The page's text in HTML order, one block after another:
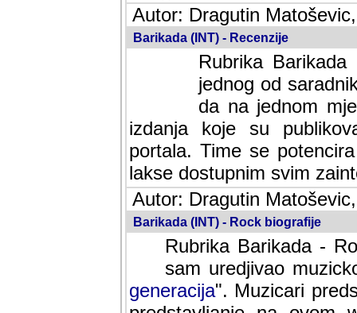
Autor: Dragutin
Barikada (INT) - Recenzije
Rubrika
jednog od
da na jednom
izdanja koje su
portala. Time se
lakse dostupnim svim
Autor: Dragutin
Barikada (INT) - Rock biografije
Rubrika Barikada -
sam uredjivao
generacija". Muzicari